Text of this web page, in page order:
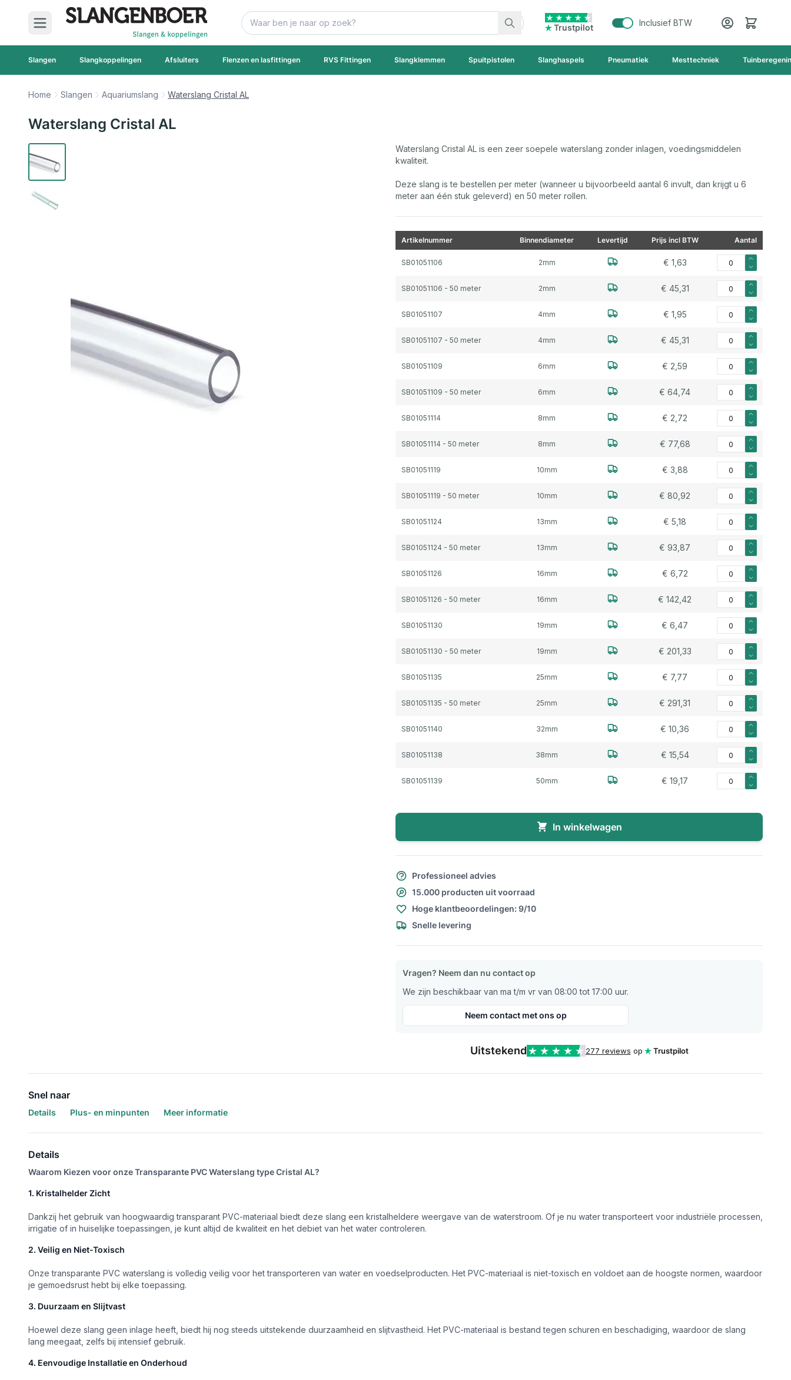
Ga naar de inhoud
Zoek
Trustpilot
Inclusief BTW Cart
Slangen Slangkoppelingen Afsluiters Flenzen en lasfittingen RVS Fittingen Slangklemmen Spuitpistolen Slanghaspels Pneumatiek Mesttechniek
Home Slangen Aquariumslang Waterslang Cristal AL
Waterslang Cristal AL
Waterslang Cristal AL is een zeer soepele waterslang zonder inlagen, voedingsmiddelen
kwaliteit.
Deze slang is te bestellen per meter (wanneer u bijvoorbeeld aantal 6 invult, dan krijgt u 6
meter aan één stuk geleverd) en 50 meter rollen.
Artikelnummer Binnendiameter Levertijd Prijs incl BTW Aantal
SB01051106 2mm € 1,63 Aantal voor
SB01051106 - 50 meter 2mm € 45,31 Aantal voor
SB01051107 4mm € 1,95 Aantal voor
SB01051107 - 50 meter 4mm € 45,31 Aantal voor
SB01051109 6mm € 2,59 Aantal voor
SB01051109 - 50 meter 6mm € 64,74 Aantal voor
SB01051114 8mm € 2,72 Aantal voor
SB01051114 - 50 meter 8mm € 77,68 Aantal voor
SB01051119 10mm € 3,88 Aantal voor
SB01051119 - 50 meter 10mm € 80,92 Aantal voor
SB01051124 13mm € 5,18 Aantal voor
SB01051124 - 50 meter 13mm € 93,87 Aantal voor
SB01051126 16mm € 6,72 Aantal voor
SB01051126 - 50 meter 16mm € 142,42 Aantal voor
SB01051130 19mm € 6,47 Aantal voor
SB01051130 - 50 meter 19mm € 201,33 Aantal voor
SB01051135 25mm € 7,77 Aantal voor
SB01051135 - 50 meter 25mm € 291,31 Aantal voor
SB01051140 32mm € 10,36 Aantal voor
SB01051138 38mm € 15,54 Aantal voor
SB01051139 50mm € 19,17 Aantal voor
In winkelwagen
Professioneel advies
15.000 producten uit voorraad
Hoge klantbeoordelingen: 9/10
Snelle levering
Vragen? Neem dan nu contact op
We zijn beschikbaar van ma t/m vr van 08:00 tot 17:00 uur.
Neem contact met ons op
Uitstekend 277 reviews op Trustpilot
Snel naar
Details Plus- en minpunten Meer informatie
Details
Waarom Kiezen voor onze Transparante PVC Waterslang type Cristal AL?
1. Kristalhelder Zicht
Dankzij het gebruik van hoogwaardig transparant PVC-materiaal biedt deze slang een kristalheldere weergave van de waterstroom. Of je nu water transporteert voor industriële processen,
irrigatie of in huiselijke toepassingen, je kunt altijd de kwaliteit en het debiet van het water controleren.
2. Veilig en Niet-Toxisch
Onze transparante PVC waterslang is volledig veilig voor het transporteren van water en voedselproducten. Het PVC-materiaal is niet-toxisch en voldoet aan de hoogste normen, waardoor
je gemoedsrust hebt bij elke toepassing.
3. Duurzaam en Slijtvast
Hoewel deze slang geen inlage heeft, biedt hij nog steeds uitstekende duurzaamheid en slijtvastheid. Het PVC-materiaal is bestand tegen schuren en beschadiging, waardoor de slang
lang meegaat, zelfs bij intensief gebruik.
4. Eenvoudige Installatie en Onderhoud